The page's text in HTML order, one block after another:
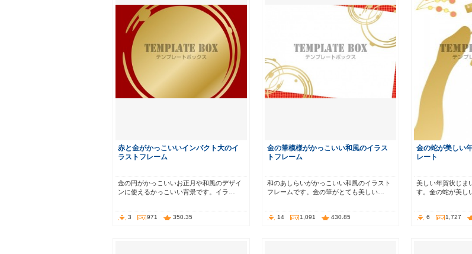
赤と金がかっこいいインパクト大のイ
ラストフレーム
金の円がかっこいいお正月や和風のデザイ
ンに使えるかっこいい背景です。イラ…
3 971 350.35
金の筆模様がかっこいい和風のイラス
トフレーム
和のあしらいがかっこいい和風のイラスト
フレームです。金の筆がとても美しい…
14 1,091 430.85
金の蛇が美しい
レート
美しい年賀状じま
す。金の蛇が美し
6 1,727